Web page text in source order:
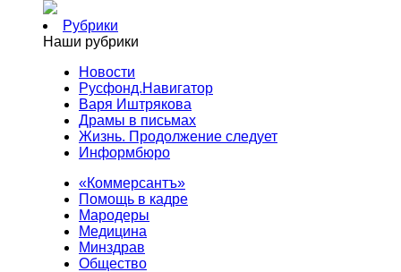
Рубрики
Наши рубрики
Новости
Русфонд.Навигатор
Варя Иштрякова
Драмы в письмах
Жизнь. Продолжение следует
Информбюро
«Коммерсантъ»
Помощь в кадре
Мародеры
Медицина
Минздрав
Общество